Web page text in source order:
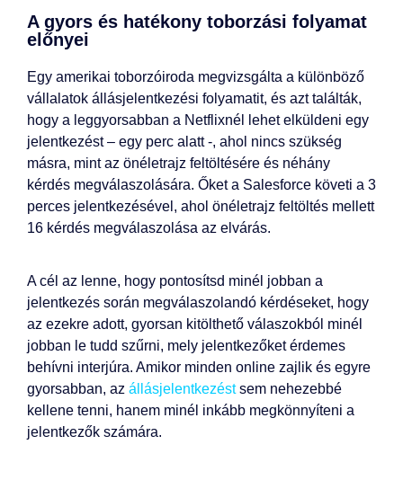
A gyors és hatékony toborzási folyamat
előnyei
Egy amerikai toborzóiroda megvizsgálta a különböző
vállalatok állásjelentkezési folyamatit, és azt találták,
hogy a leggyorsabban a Netflixnél lehet elküldeni egy
jelentkezést – egy perc alatt -, ahol nincs szükség
másra, mint az önéletrajz feltöltésére és néhány
kérdés megválaszolására. Őket a Salesforce követi a 3
perces jelentkezésével, ahol önéletrajz feltöltés mellett
16 kérdés megválaszolása az elvárás.
A cél az lenne, hogy pontosítsd minél jobban a
jelentkezés során megválaszolandó kérdéseket, hogy
az ezekre adott, gyorsan kitölthető válaszokból minél
jobban le tudd szűrni, mely jelentkezőket érdemes
behívni interjúra. Amikor minden online zajlik és egyre
gyorsabban, az állásjelentkezéstsem nehezebbé
kellene tenni, hanem minél inkább megkönnyíteni a
jelentkezők számára.